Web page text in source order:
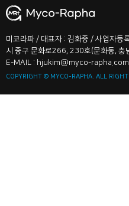
미코라파 / 대표자 : 김화중 / 사업자
시 중구 문화로266, 230호(문화동,
E-MAIL : hjukim@myco-rapha.com
COPYRIGHT © MYCO-RAPHA. ALL